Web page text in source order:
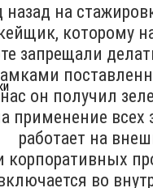
назад на
которому
запрещали
он получил
применение всех
работает на
корпоративных
во